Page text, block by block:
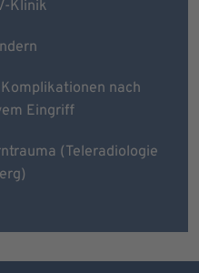
Klinik
nach
Eingriff
(Teleradiologie